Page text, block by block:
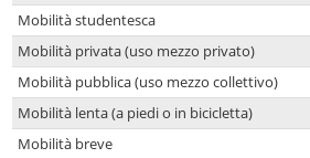
Mobilità studentesca
Mobilità privata (uso mezzo privato)
Mobilità pubblica (uso mezzo collettivo)
Mobilità lenta (a piedi o in bicicletta)
Mobilità breve